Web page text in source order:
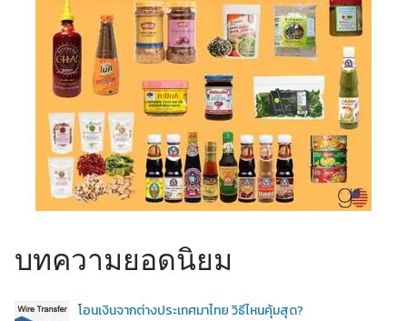
บทความยอดนิยม
โอนเงินจากต่างประเทศมาไทย วิธีไหนคุ้มสุด?